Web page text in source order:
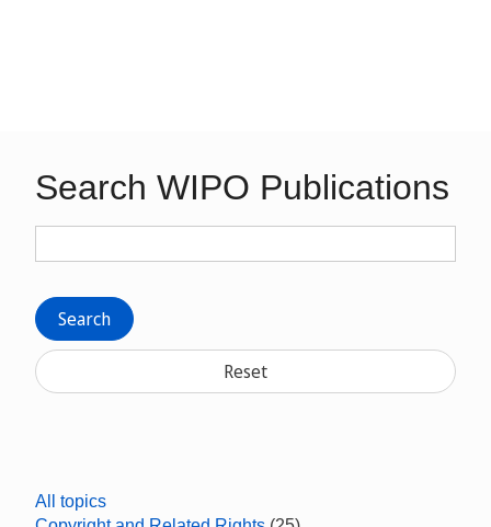
Search WIPO Publications
Search
Reset
All topics